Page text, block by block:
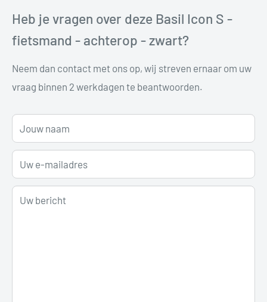
Heb je vragen over deze Basil Icon S -
fietsmand - achterop - zwart?
Neem dan contact met ons op, wij streven ernaar om uw
vraag binnen 2 werkdagen te beantwoorden.
Jouw naam
Uw e-mailadres
Uw bericht